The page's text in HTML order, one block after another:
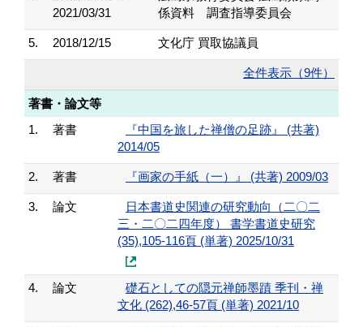
2021/03/31
係資料 調査指導委員会
5. 2018/12/15 文化庁 買取協議員
全件表示（9件）
著書・論文等
1.
著書
『中国を旅した禅僧の足跡』 (共著)
2014/05
2. 著書 『画家の手紙（一）』 (共著) 2009/03
3. 論文
日本書道史関連の研究動向（二〇二
三・二〇二四年度） 書学書道史研究
(35),105-116頁 (単著) 2025/10/31
4. 論文
礎石としての隠元禅師墨蹟 季刊・禅
文化 (262),46-57頁 (単著) 2021/10